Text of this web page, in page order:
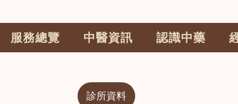
服務總覽 中醫資訊 認識中藥
診所資料